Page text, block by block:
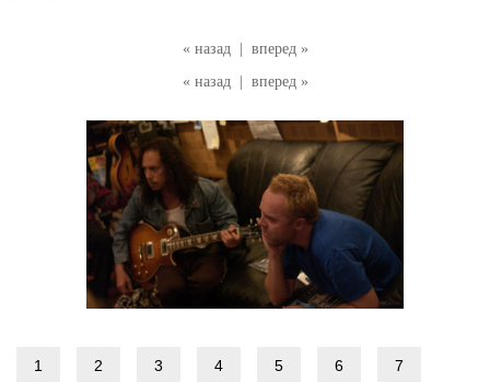
« назад
вперед »
« назад
вперед »
1 2 3 4 5 6 7